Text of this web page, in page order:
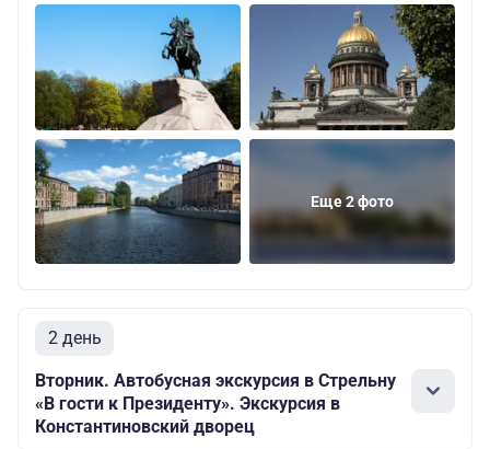
Еще 2 фото
2 день
Вторник. Автобусная экскурсия в Стрельну
«В гости к Президенту». Экскурсия в
Константиновский дворец